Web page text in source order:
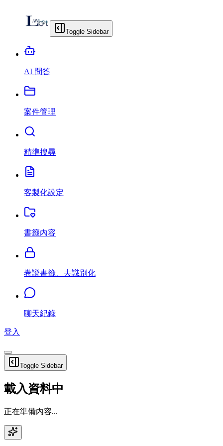
Toggle Sidebar
AI 問答
案件管理
精準搜尋
客製化設定
書籤內容
卷證書籤、去識別化
聊天紀錄
登入
Toggle Sidebar
載入資料中
正在準備內容...